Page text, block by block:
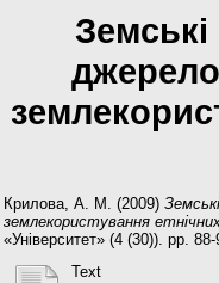
Крилова, А. М. (2009)
землекористування
«Університет» (4 (30)). pp. 88-
Text